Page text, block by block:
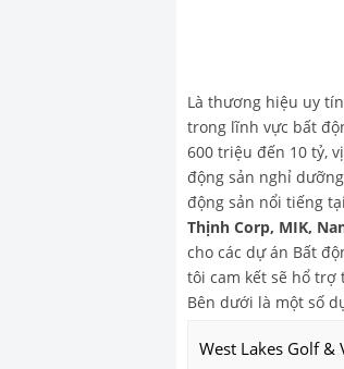
Là thương hiệu uy
trong lĩnh vực bất
600 triệu đến 10 tỷ,
động sản nghỉ
động sản nổi tiếng
Thịnh Corp, MIK,
cho các dự án Bất
tôi cam kết sẽ hổ trợ
Bên dưới là một số
West Lakes Golf &